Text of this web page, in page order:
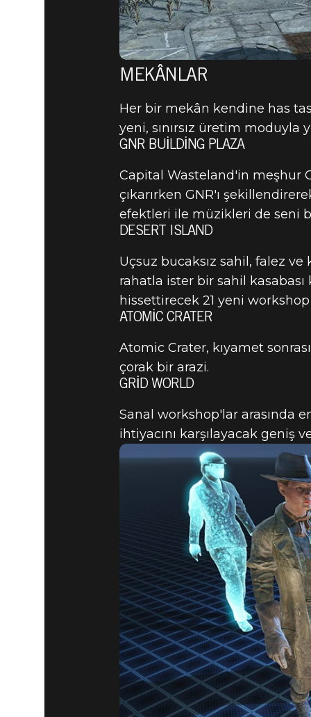
MEKÂNLAR
Her bir mekân kendine has
yeni, sınırsız üretim moduyla
GNR BUILDING PLAZA
Capital Wasteland'in meşhur
çıkarırken GNR'ı
efektleri ile müzikleri de seni
DESERT ISLAND
Uçsuz bucaksız sahil, falez
rahatla ister bir sahil kasabası
hissettirecek 21 yeni workshop
ATOMIC CRATER
Atomic Crater, kıyamet
çorak bir arazi.
GRID WORLD
Sanal workshop'lar arasında
ihtiyacını karşılayacak geniş